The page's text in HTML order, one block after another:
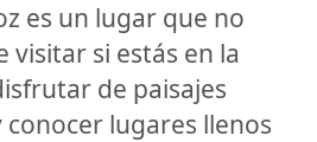
es un lugar que no
visitar si estás en la
de paisajes
lugares llenos